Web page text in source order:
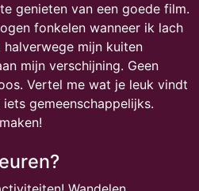
genieten van een goede film.
fonkelen wanneer ik lach
mijn kuiten
mijn verschijning. Geen
Vertel me wat je leuk vindt
gemeenschappelijks.